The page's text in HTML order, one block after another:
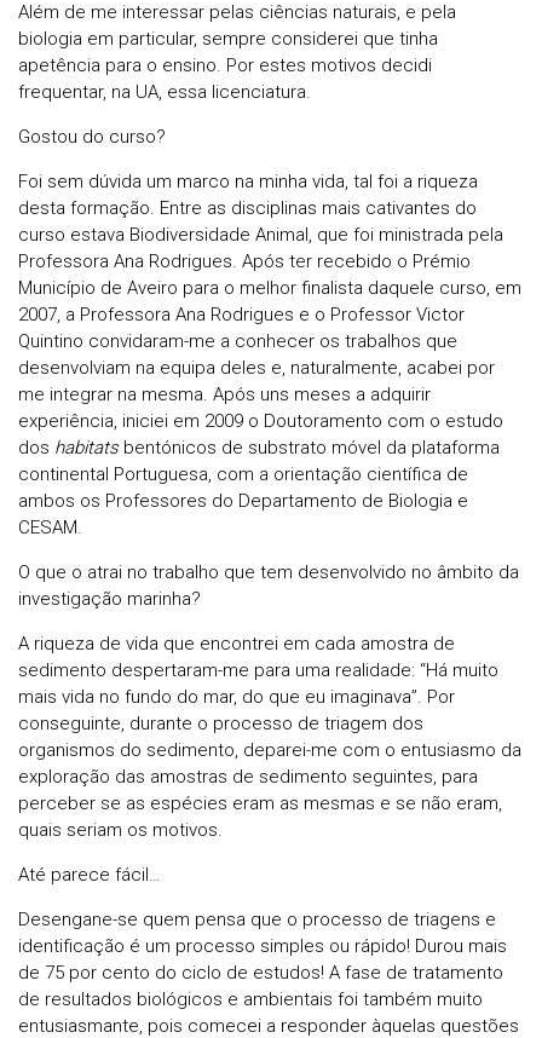
Além de me interessar pelas ciências naturais, e pela
biologia em particular, sempre considerei que tinha
apetência para o ensino. Por estes motivos decidi
frequentar, na UA, essa licenciatura.
Gostou do curso?
Foi sem dúvida um marco na minha vida, tal foi a riqueza
desta formação. Entre as disciplinas mais cativantes do
curso estava Biodiversidade Animal, que foi ministrada pela
Professora Ana Rodrigues. Após ter recebido o Prémio
Município de Aveiro para o melhor finalista daquele curso, em
2007, a Professora Ana Rodrigues e o Professor Victor
Quintino convidaram-me a conhecer os trabalhos que
desenvolviam na equipa deles e, naturalmente, acabei por
me integrar na mesma. Após uns meses a adquirir
experiência, iniciei em 2009 o Doutoramento com o estudo
dos habitatsbentónicos de substrato móvel da plataforma
continental Portuguesa, com a orientação científica de
ambos os Professores do Departamento de Biologia e
CESAM.
O que o atrai no trabalho que tem desenvolvido no âmbito da
investigação marinha?
A riqueza de vida que encontrei em cada amostra de
sedimento despertaram-me para uma realidade: “Há muito
mais vida no fundo do mar, do que eu imaginava”. Por
conseguinte, durante o processo de triagem dos
organismos do sedimento, deparei-me com o entusiasmo da
exploração das amostras de sedimento seguintes, para
perceber se as espécies eram as mesmas e se não eram,
quais seriam os motivos.
Até parece fácil…
Desengane-se quem pensa que o processo de triagens e
identificação é um processo simples ou rápido! Durou mais
de 75 por cento do ciclo de estudos! A fase de tratamento
de resultados biológicos e ambientais foi também muito
entusiasmante, pois comecei a responder àquelas questões